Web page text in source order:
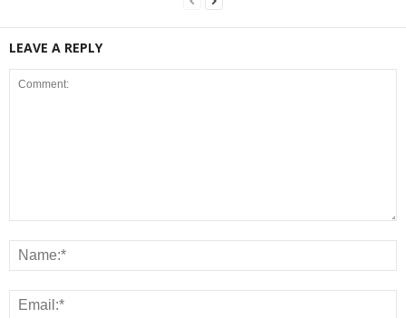
LEAVE A REPLY